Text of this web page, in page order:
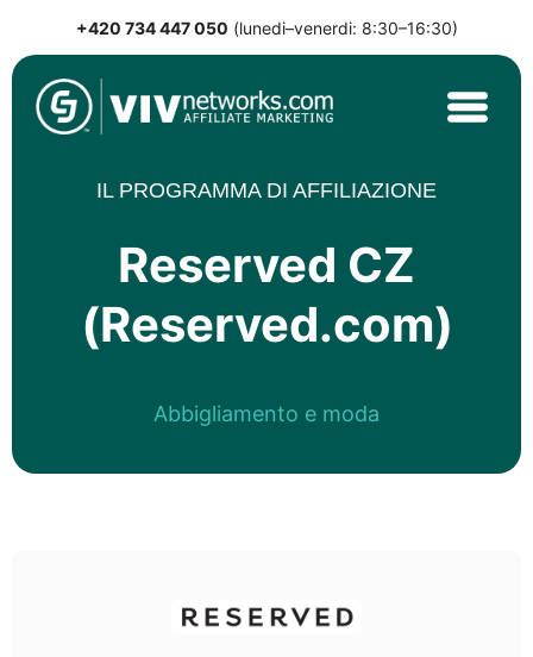
to
content
+420 734 447 050 (lunedi–venerdi: 8:30–16:30)
VIVnetworks.com
Nejvýkonnější affiliate síť v CEE
IL PROGRAMMA DI AFFILIAZIONE
Reserved CZ
(Reserved.com)
Abbigliamento e moda